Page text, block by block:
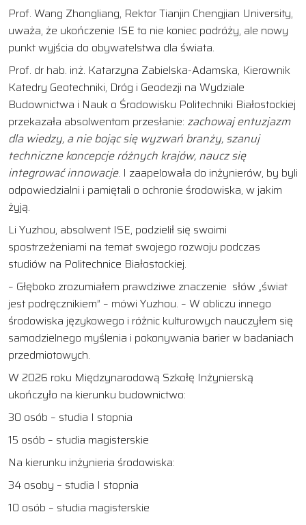
Prof. Wang Zhongliang, Rektor Tianjin Chengjian University,
uważa, że ukończenie ISE to nie koniec podróży, ale nowy
punkt wyjścia do obywatelstwa dla świata.
Prof. dr hab. inż. Katarzyna Zabielska-Adamska, Kierownik
Katedry Geotechniki, Dróg i Geodezji na Wydziale
Budownictwa i Nauk o Środowisku Politechniki Białostockiej
przekazała absolwentom przesłanie: zachowaj entuzjazm
dla wiedzy, a nie bojąc się wyzwań branży, szanuj
techniczne koncepcje różnych krajów, naucz się
integrować innowacje. I zaapelowała do inżynierów, by byli
odpowiedzialni i pamiętali o ochronie środowiska, w jakim
żyją.
Li Yuzhou, absolwent ISE, podzielił się swoimi
spostrzeżeniami na temat swojego rozwoju podczas
studiów na Politechnice Białostockiej.
– Głęboko zrozumiałem prawdziwe znaczenie słów „świat
jest podręcznikiem” – mówi Yuzhou. – W obliczu innego
środowiska językowego i różnic kulturowych nauczyłem się
samodzielnego myślenia i pokonywania barier w badaniach
przedmiotowych.
W 2026 roku Międzynarodową Szkołę Inżynierską
ukończyło na kierunku budownictwo:
30 osób – studia I stopnia
15 osób – studia magisterskie
Na kierunku inżynieria środowiska:
34 osoby – studia I stopnia
10 osób – studia magisterskie